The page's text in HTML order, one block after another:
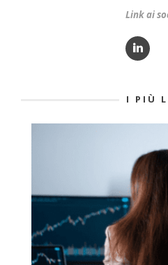
Link ai
I PIÙ